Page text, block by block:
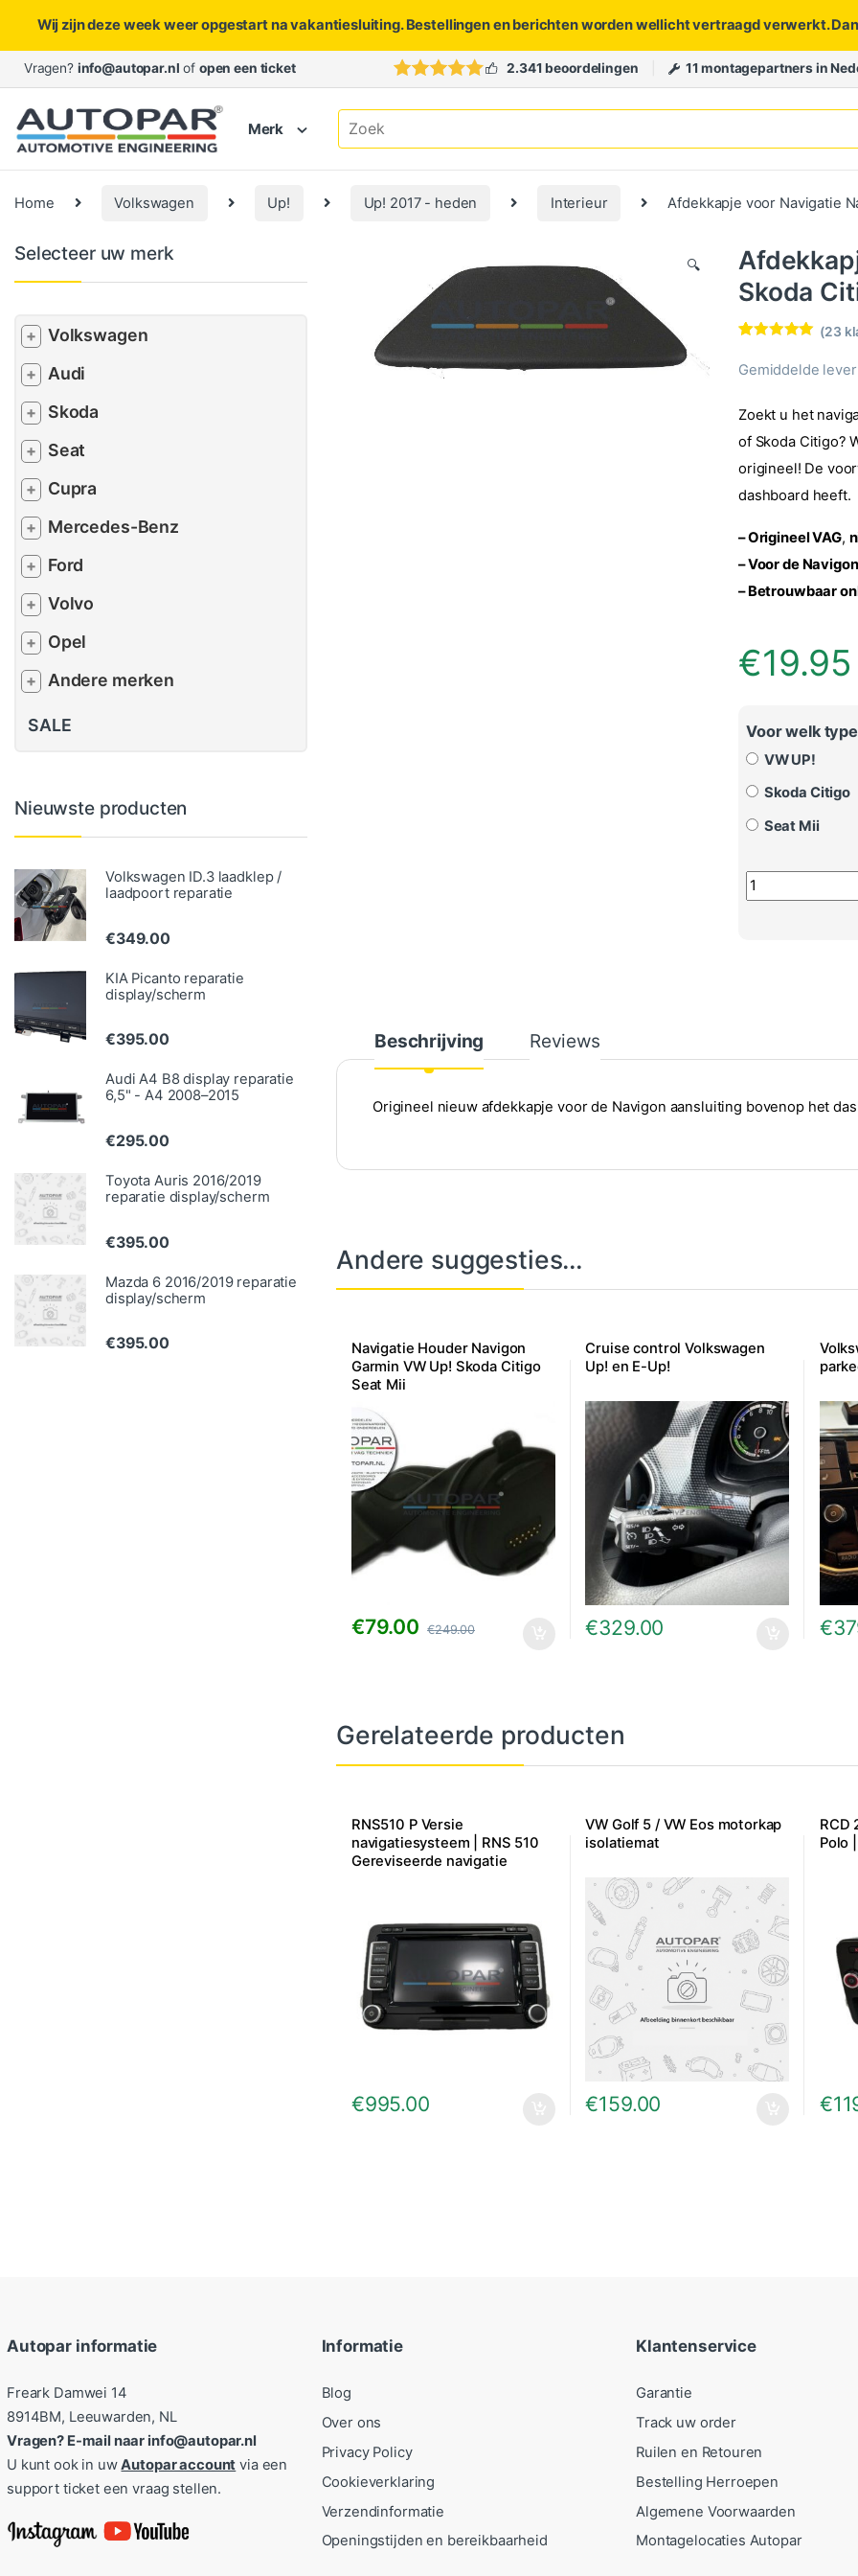
Wij zijn deze week weer opgestart na vakantiesluiting. Bestellingen en berichten worden wellicht vertraagd verwerkt.
Skip to navigation
Skip to content
Vragen? info@autopar.nl of open een ticket 2.341 beoordelingen 11 montagepartners in
Merk
Search for:
Home Volkswagen Up! Up! 2017 - heden Interieur Afdekkapje voor Navigatie
🔍
Skoda
4.91
op 5
gebaseerd
elingen
(23
Gemiddelde
Zoekt u het
of Skoda Citigo?
origineel! De
dashboard heeft.
– Origineel VAG,
– Voor de
–Betrouwbaar
€19.95
Voor welk
VW UP!
Skoda Citigo
Seat Mii
Afdekkapje
Beschrijving Reviews
Origineel nieuw afdekkapje voor de Navigon aansluiting bovenop het
Andere suggesties…
Navigatie Houder Navigon
Garmin VW Up! Skoda Citigo
Seat Mii
€79.00 €249.00
Cruise control Volkswagen
Up! en E-Up!
€329.00 €
Gerelateerde producten
RNS510 P Versie
navigatiesysteem | RNS 510
Gereviseerde navigatie
€995.00
VW Golf 5 / VW Eos motorkap
isolatiemat
€159.00
RCD
Polo
€
Selecteer uw merk
+ Volkswagen
+ Audi
+ Skoda
+ Seat
+ Cupra
+ Mercedes-Benz
+ Ford
+ Volvo
+ Opel
+ Andere merken
SALE
Nieuwste producten
Volkswagen ID.3 laadklep /
laadpoort reparatie
€349.00
KIA Picanto reparatie
display/scherm
€395.00
Audi A4 B8 display reparatie
6,5" - A4 2008–2015
€295.00
Toyota Auris 2016/2019
reparatie display/scherm
€395.00
Mazda 6 2016/2019 reparatie
display/scherm
€395.00
Autopar informatie
Freark Damwei 14
8914BM, Leeuwarden, NL
Vragen? E-mail naar info@autopar.nl
U kunt ook in uwAutopar account via een
support ticket een vraag stellen.
Informatie
Blog
Over ons
Privacy Policy
Cookieverklaring
Verzendinformatie
Openingstijden en bereikbaarheid
Klantenservice
Garantie
Track uw order
Ruilen en Retouren
Bestelling Herroepen
Algemene Voorwaarden
Montagelocaties Autopar